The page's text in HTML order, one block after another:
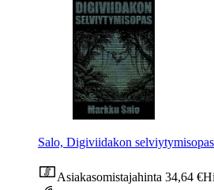
Salo, Digiviidakon
Asiakasomistajahinta 34,64 €